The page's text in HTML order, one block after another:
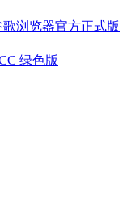
歌浏览器官方正式版
绿色版